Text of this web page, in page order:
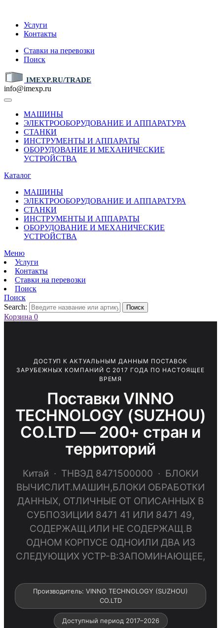
Услуги
Контакты
Ставки на перевозки
Поиск
IMEXP.RU/TRADE
info@imexp.ru
МАШИНЫ
ЭЛЕКТРООБОРУДОВАНИЕ И АППАРАТУРА
СТАНКИ
ИНСТРУМЕНТЫ И АППАРАТЫ
ОБОРУДОВАНИЕ И МЕХАНИЧЕСКИЕ
УСТРОЙСТВА
Каталог
МАШИНЫ
ЭЛЕКТРООБОРУДОВАНИЕ И АППАРАТУРА
СТАНКИ
ИНСТРУМЕНТЫ И АППАРАТЫ
ОБОРУДОВАНИЕ И МЕХАНИЧЕСКИЕ
УСТРОЙСТВА
Меню
Услуги
Контакты
Ставки на перевозки
Поиск
Поиск
Search:
Поиск
Корзина 0
ДОСТУП К АКТУАЛЬНЫМ ДАННЫМ ПОСТАВОК
ЗАРУБЕЖНЫХ КОМПАНИЙ С 2017 ГОДА ПО НАСТОЯЩЕЕ
ВРЕМЯ
Поставки VINNO
TECHNOLOGY (SUZHOU)
CO.LTD — 200+ стран и
территорий
Китай · ТНВЭД 8471500000 · БЛОКИ
ВЫЧИСЛИТ.МАШИН,БЛОКИ ОБРАБОТКИ
ДАННЫХ, ОТЛИЧНЫЕ ОТ ОПИСАННЫХ В
СУБПОЗИЦИИ 8471 41 ИЛИ 8471 49,
СОДЕРЖАЩ.ИЛИ НЕ СОДЕРЖАЩ.В
ОДНОМ КОРПУСЕ ОДНОИЛИ ДВА ИЗ
СЛЕДУЮЩИХ УСТР-В:ЗАПОМИНАЮЩЕЕ,
Производитель: VINNO TECHNOLOGY (SUZHOU)
CO.LTD
Доступный период 2017–2026